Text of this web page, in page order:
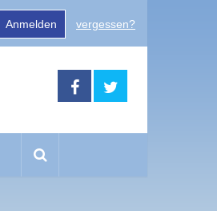
Anmelden vergessen?